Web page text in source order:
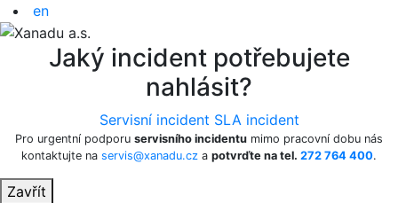
en
Jaký incident potřebujete
nahlásit?
Servisní incident SLA incident
Pro urgentní podporu servisního incidentu mimo pracovní dobu nás
kontaktujte na servis@xanadu.cz a potvrďte na tel. 272 764 400.
Zavřít